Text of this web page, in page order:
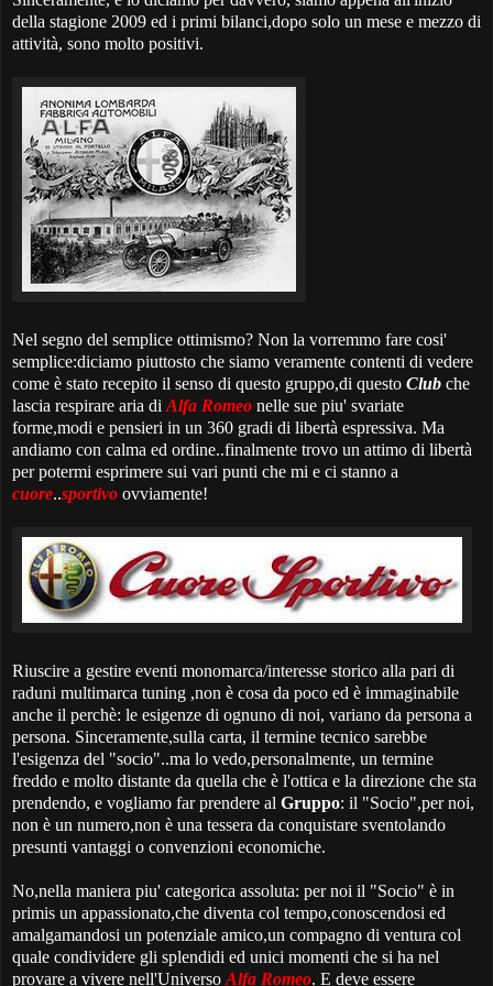
della stagione 2009 ed i primi bilanci,dopo solo un mese e mezzo di
attività, sono molto positivi.
Nel segno del semplice ottimismo? Non la vorremmo fare cosi'
semplice:diciamo piuttosto che siamo veramente contenti di vedere
come è stato recepito il senso di questo gruppo,di questo Club che
lascia respirare aria di Alfa Romeo nelle sue piu' svariate
forme,modi e pensieri in un 360 gradi di libertà espressiva. Ma
andiamo con calma ed ordine..finalmente trovo un attimo di libertà
per potermi esprimere sui vari punti che mi e ci stanno a
cuore..sportivo ovviamente!
Riuscire a gestire eventi monomarca/interesse storico alla pari di
raduni multimarca tuning ,non è cosa da poco ed è immaginabile
anche il perchè: le esigenze di ognuno di noi, variano da persona a
persona. Sinceramente,sulla carta, il termine tecnico sarebbe
l'esigenza del "socio"..ma lo vedo,personalmente, un termine
freddo e molto distante da quella che è l'ottica e la direzione che sta
prendendo, e vogliamo far prendere al Gruppo: il "Socio",per noi,
non è un numero,non è una tessera da conquistare sventolando
presunti vantaggi o convenzioni economiche.
No,nella maniera piu' categorica assoluta: per noi il "Socio" è in
primis un appassionato,che diventa col tempo,conoscendosi ed
amalgamandosi un potenziale amico,un compagno di ventura col
quale condividere gli splendidi ed unici momenti che si ha nel
provare a vivere nell'Universo Alfa Romeo. E deve essere